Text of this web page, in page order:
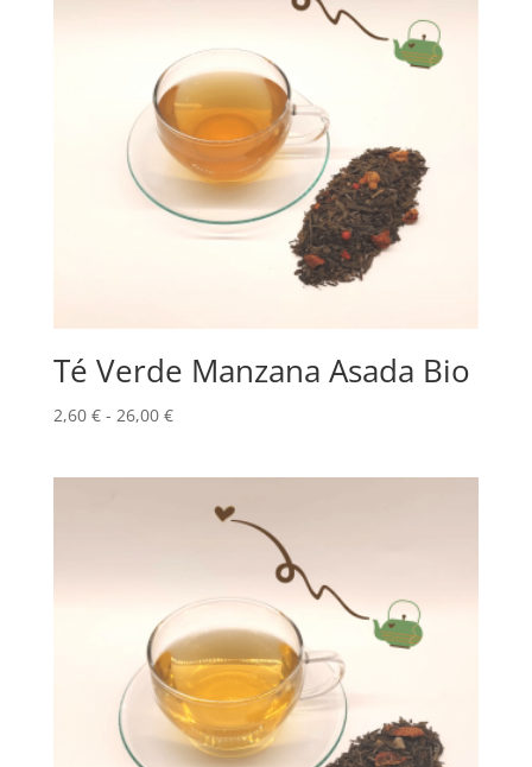
Té Verde Manzana Asada Bio
2,60 € - 26,00 €Rango
2,60 €